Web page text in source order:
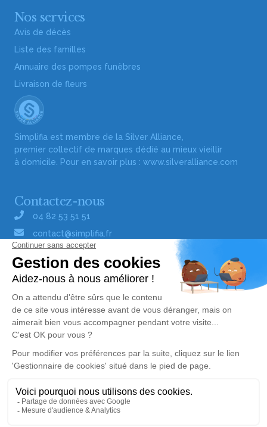
Nos services
Avis de décès
Liste des familles
Annuaire des pompes funèbres
Livraison de fleurs
Simplifia est membre de la Silver Alliance,
premier collectif de marques dédié au mieux vieillir
à domicile. Pour en savoir plus : www.silveralliance.com
Contactez-nous
04 82 53 51 51
contact@simplifia.fr
Réseaux sociaux
Liens utiles
Publier un avis de décès
Signaler un abus/une erreur
Consultez nos offres d'emploi
Politique de traitement des données